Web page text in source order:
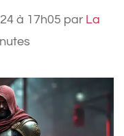
à 17h05 par La